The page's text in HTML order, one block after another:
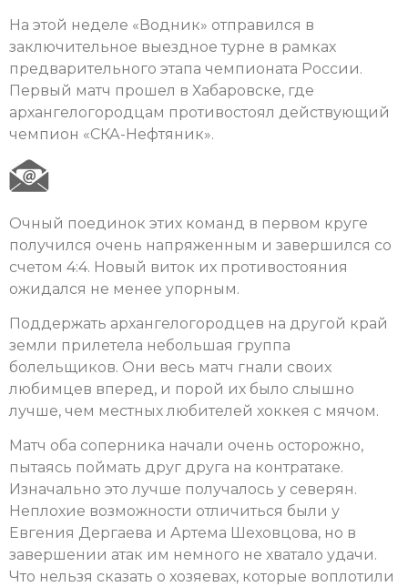
На этой неделе «Водник» отправился в
заключительное выездное турне в рамках
предварительного этапа чемпионата России.
Первый матч прошел в Хабаровске, где
архангелогородцам противостоял действующий
чемпион «СКА-Нефтяник».
Очный поединок этих команд в первом круге
получился очень напряженным и завершился со
счетом 4:4. Новый виток их противостояния
ожидался не менее упорным.
Поддержать архангелогородцев на другой край
земли прилетела небольшая группа
болельщиков. Они весь матч гнали своих
любимцев вперед, и порой их было слышно
лучше, чем местных любителей хоккея с мячом.
Матч оба соперника начали очень осторожно,
пытаясь поймать друг друга на контратаке.
Изначально это лучше получалось у северян.
Неплохие возможности отличиться были у
Евгения Дергаева и Артема Шеховцова, но в
завершении атак им немного не хватало удачи.
Что нельзя сказать о хозяевах, которые воплотили